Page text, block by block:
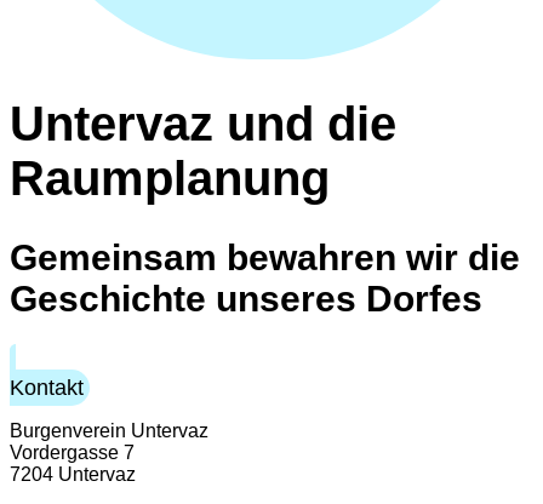
Untervaz und die
Raumplanung
Gemeinsam bewahren wir die
Geschichte unseres Dorfes
Kontakt
Burgenverein Untervaz
Vordergasse 7
7204 Untervaz